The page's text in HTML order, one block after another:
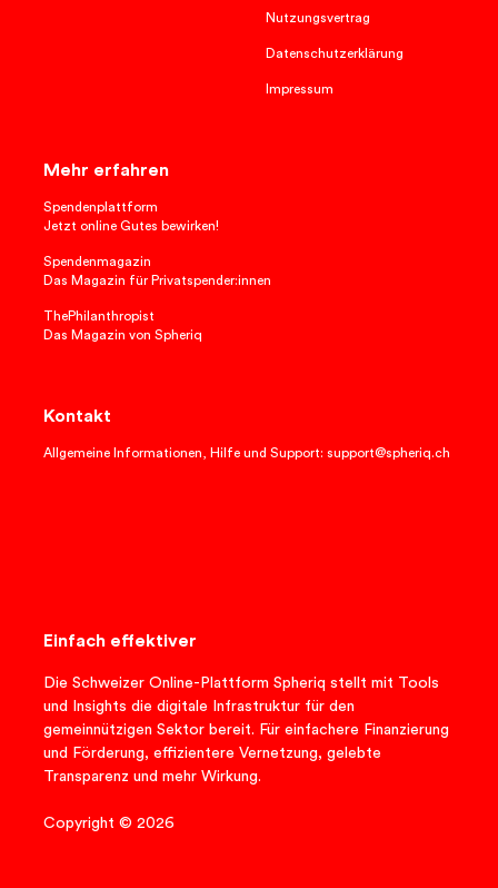
Nutzungsvertrag
Datenschutzerklärung
Impressum
Mehr erfahren
Spendenplattform
Jetzt online Gutes bewirken!
Spendenmagazin
Das Magazin für Privatspender:innen
ThePhilanthropist
Das Magazin von Spheriq
Kontakt
Allgemeine Informationen, Hilfe und Support: support@spheriq.ch
Einfach effektiver
Die Schweizer Online-Plattform Spheriq stellt mit Tools
und Insights die digitale Infrastruktur für den
gemeinnützigen Sektor bereit. Für einfachere Finanzierung
und Förderung, effizientere Vernetzung, gelebte
Transparenz und mehr Wirkung.
Copyright © 2026